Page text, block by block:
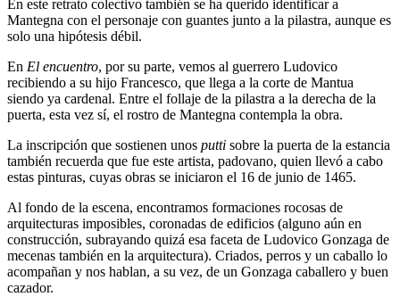
En este retrato colectivo también se ha querido identificar a
Mantegna con el personaje con guantes junto a la pilastra, aunque es
solo una hipótesis débil.
En El encuentro, por su parte, vemos al guerrero Ludovico
recibiendo a su hijo Francesco, que llega a la corte de Mantua
siendo ya cardenal. Entre el follaje de la pilastra a la derecha de la
puerta, esta vez sí, el rostro de Mantegna contempla la obra.
La inscripción que sostienen unos putti sobre la puerta de la estancia
también recuerda que fue este artista, padovano, quien llevó a cabo
estas pinturas, cuyas obras se iniciaron el 16 de junio de 1465.
Al fondo de la escena, encontramos formaciones rocosas de
arquitecturas imposibles, coronadas de edificios (alguno aún en
construcción, subrayando quizá esa faceta de Ludovico Gonzaga de
mecenas también en la arquitectura). Criados, perros y un caballo lo
acompañan y nos hablan, a su vez, de un Gonzaga caballero y buen
cazador.